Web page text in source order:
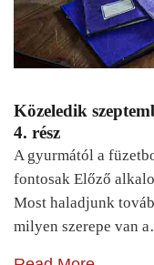
Közeledik
4. rész
A gyurmától a
fontosak Előző
Most haladjunk
milyen szerepe van